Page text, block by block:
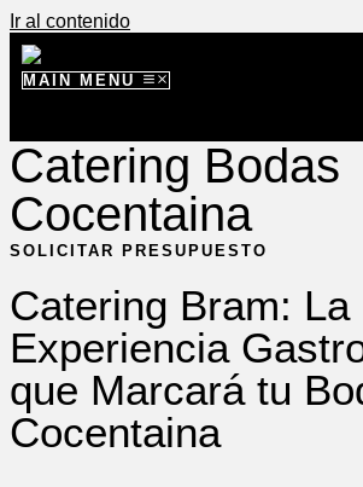
Ir al contenido
MAIN MENU
Catering Bodas
Cocentaina
SOLICITAR PRESUPUESTO
Catering Bram: La
Experiencia
que Marcará tu
Cocentaina